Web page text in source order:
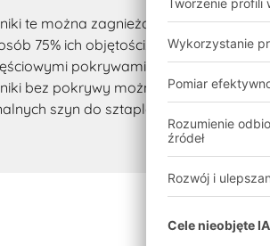
te można zagnieżdżać, gdy są
75% ich objętości. Pojemniki
pokrywami na zawiasach
bez pokrywy można sztaplować
szyn do sztaplowania.